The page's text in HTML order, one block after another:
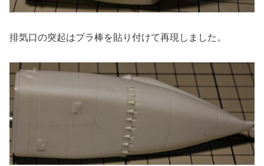
排気口の突起はプラ棒を貼り付けて再現しました。